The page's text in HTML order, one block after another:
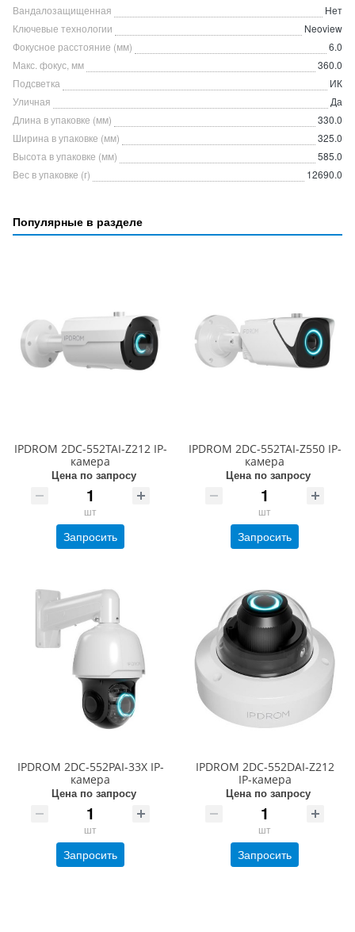
Вандалозащищенная
Нет
Ключевые технологии
Neoview
Фокусное расстояние (мм)
6.0
Макс. фокус, мм
360.0
Подсветка
ИК
Уличная
Да
Длина в упаковке (мм)
330.0
Ширина в упаковке (мм)
325.0
Высота в упаковке (мм)
585.0
Вес в упаковке (г)
12690.0
Популярные в разделе
IPDROM 2DC-552TAI-Z212 IP-
камера
Цена по запросу
шт
Запросить
IPDROM 2DC-552TAI-Z550 IP-
камера
Цена по запросу
шт
Запросить
IPDROM 2DC-552PAI-33X IP-
камера
Цена по запросу
шт
Запросить
IPDROM 2DC-552DAI-Z212
IP-камера
Цена по запросу
шт
Запросить